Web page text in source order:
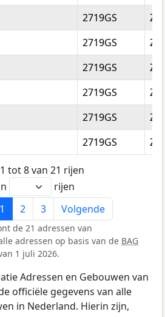
2719GS
2719GS
2719GS
2719GS
2719GS
2719GS
tot 8 van 21 rijen
rijen
1 2 3 Volgende
de 21 adressen van
adressen op basis van de BAG
1 juli 2026.
Adressen en Gebouwen van
officiële gegevens van alle
in Nederland. Hierin zijn,